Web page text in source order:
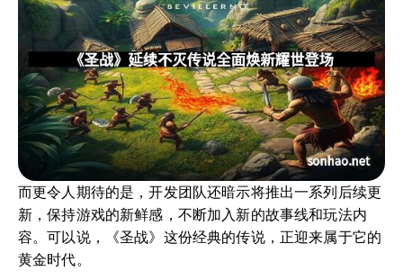
而更令人期待的是，开发团队还暗示将推出一系列后续更
新，保持游戏的新鲜感，不断加入新的故事线和玩法内
容。可以说，《圣战》这份经典的传说，正迎来属于它的
黄金时代。